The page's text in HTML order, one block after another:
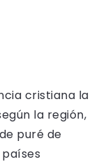
cristiana la
la región,
puré de